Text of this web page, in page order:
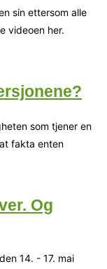
sin ettersom alle
videoen her.
som tjener en
fakta enten
Og
14. - 17. mai